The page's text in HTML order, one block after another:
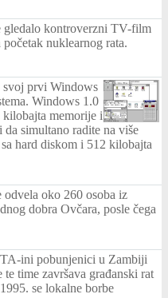
kontroverzni TV-film
nuklearnog rata.
svoj prvi Windows
Windows 1.0
kilobajta memorije i
simultano radite na više
hard diskom i 512 kilobajta
oko 260 osoba iz
dobra Ovčara, posle čega
ini pobunjenici u Zambiji
time završava građanski rat
se lokalne borbe